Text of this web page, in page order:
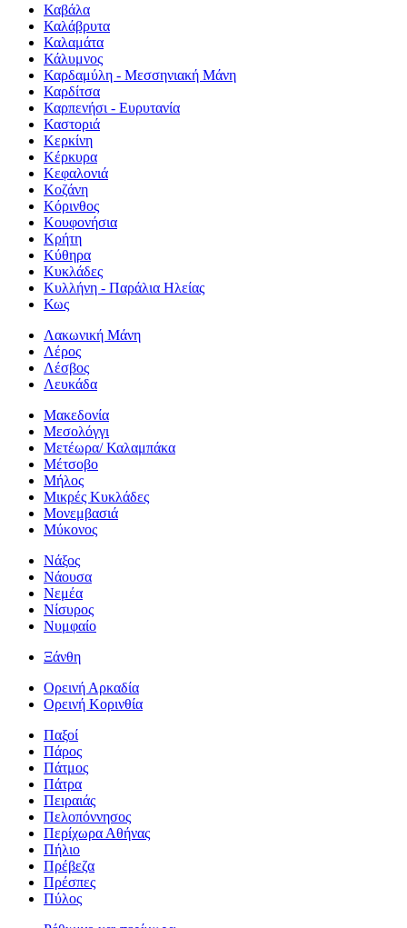
Καβάλα
Καλάβρυτα
Καλαμάτα
Κάλυμνος
Καρδαμύλη - Μεσσηνιακή Μάνη
Καρδίτσα
Καρπενήσι - Ευρυτανία
Καστοριά
Κερκίνη
Κέρκυρα
Κεφαλονιά
Κοζάνη
Κόρινθος
Κουφονήσια
Κρήτη
Κύθηρα
Κυκλάδες
Κυλλήνη - Παράλια Ηλείας
Κως
Λακωνική Μάνη
Λέρος
Λέσβος
Λευκάδα
Μακεδονία
Μεσολόγγι
Μετέωρα/ Καλαμπάκα
Μέτσοβο
Μήλος
Μικρές Κυκλάδες
Μονεμβασιά
Μύκονος
Νάξος
Νάουσα
Νεμέα
Νίσυρος
Νυμφαίο
Ξάνθη
Ορεινή Αρκαδία
Ορεινή Κορινθία
Παξοί
Πάρος
Πάτμος
Πάτρα
Πειραιάς
Πελοπόννησος
Περίχωρα Αθήνας
Πήλιο
Πρέβεζα
Πρέσπες
Πύλος